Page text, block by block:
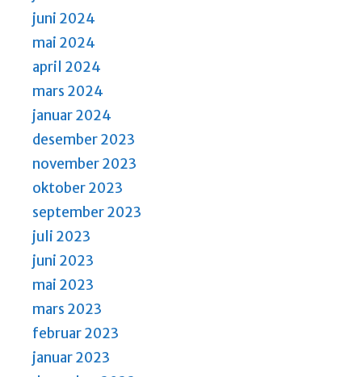
juni 2024
mai 2024
april 2024
mars 2024
januar 2024
desember 2023
november 2023
oktober 2023
september 2023
juli 2023
juni 2023
mai 2023
mars 2023
februar 2023
januar 2023